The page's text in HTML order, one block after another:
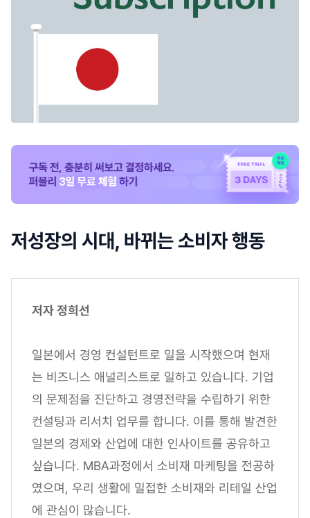
저성장의 시대, 바뀌는 소비자 행동
저자 정희선
일본에서 경영 컨설턴트로 일을 시작했으며 현재
는 비즈니스 애널리스트로 일하고 있습니다. 기업
의 문제점을 진단하고 경영전략을 수립하기 위한
컨설팅과 리서치 업무를 합니다. 이를 통해 발견한
일본의 경제와 산업에 대한 인사이트를 공유하고
싶습니다. MBA과정에서 소비재 마케팅을 전공하
였으며, 우리 생활에 밀접한 소비재와 리테일 산업
에 관심이 많습니다.